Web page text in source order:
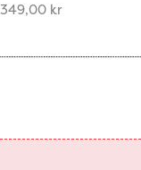
349,00 kr